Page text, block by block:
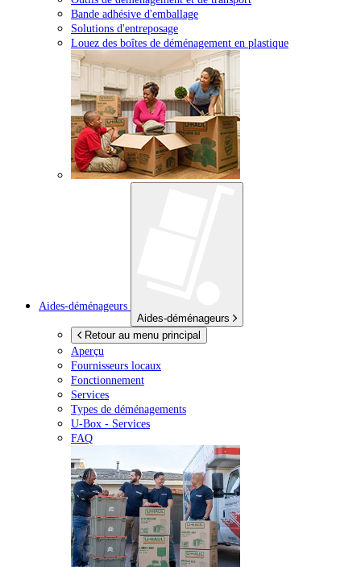
Bande adhésive d'emballage
Solutions d'entreposage
Louez des boîtes de déménagement en plastique
Aides-déménageurs
Aides-déménageurs
Retour au menu principal
Aperçu
Fournisseurs locaux
Fonctionnement
Services
Types de déménagements
U-Box - Services
FAQ